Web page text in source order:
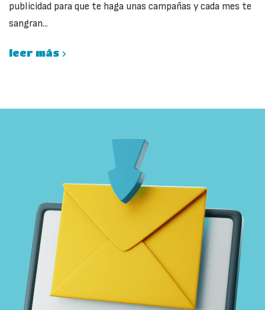
publicidad para que te haga unas campañas y cada mes te
sangran...
leer más